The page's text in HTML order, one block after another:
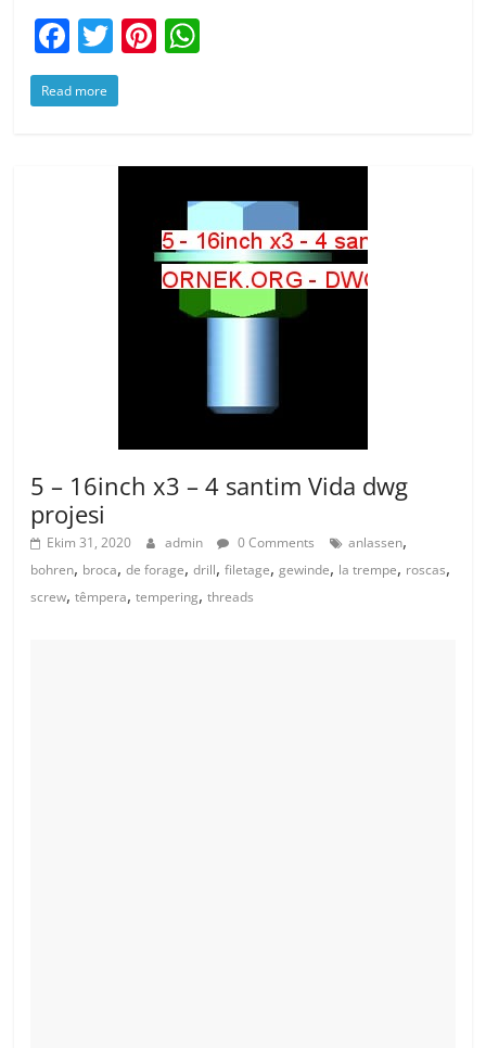
F
a
c
T
w
itt
Pi
st A
p
p
Read more
5 – 16inch x3 – 4 santim Vida dwg
projesi
Ekim 31, 2020 admin 0 Comments anlassen,
bohren, broca,de forage,drill,filetage,gewinde, la trempe, roscas,
screw,têmpera,tempering,threads